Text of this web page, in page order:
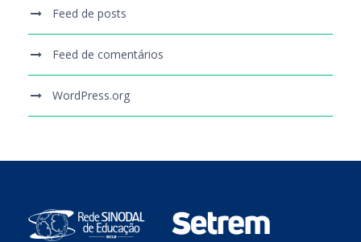
Feed de posts
Feed de comentários
WordPress.org